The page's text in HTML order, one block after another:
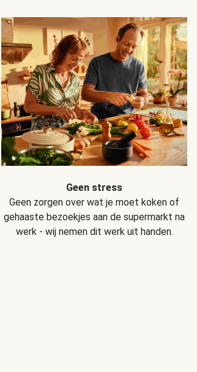
Geen stress
Geen zorgen over wat je moet koken of
gehaaste bezoekjes aan de supermarkt na
werk - wij nemen dit werk uit handen.